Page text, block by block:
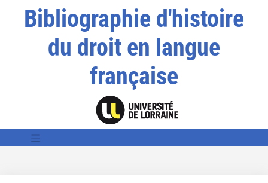
Bibliographie d'histoire
du droit en langue
française